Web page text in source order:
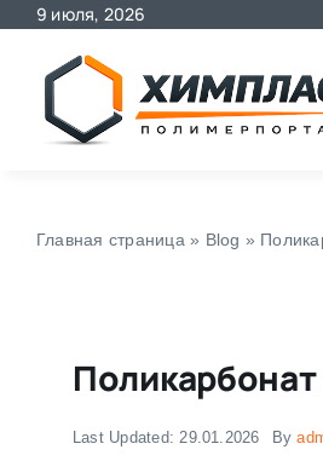
Skip
content
9 июля, 2026
Главная страница » Blog »
Last Updated: 29.01.2026 By